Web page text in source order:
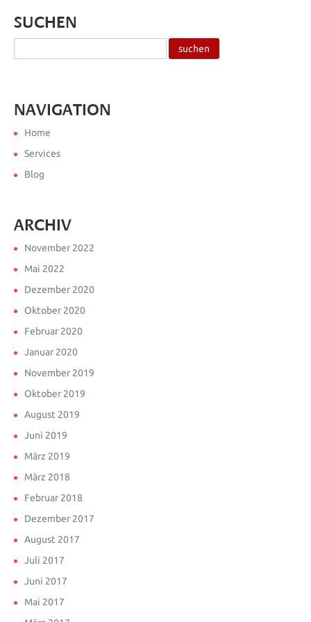
SUCHEN
NAVIGATION
Home
Services
Blog
ARCHIV
November 2022
Mai 2022
Dezember 2020
Oktober 2020
Februar 2020
Januar 2020
November 2019
Oktober 2019
August 2019
Juni 2019
März 2019
März 2018
Februar 2018
Dezember 2017
August 2017
Juli 2017
Juni 2017
Mai 2017